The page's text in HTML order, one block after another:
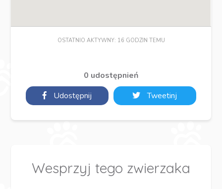
OSTATNIO AKTYWNY: 16 GODZIN TEMU
0 udostępnień
Udostępnij
Tweetinj
Wesprzyj tego zwierzaka